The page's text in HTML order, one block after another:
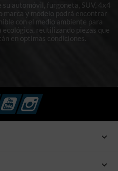
automóvil, furgoneta, SUV, 4x4
marca y modelo podrá encontrar
con el medio ambiente para
reutilizando piezas que
en optimas condiciones.
YouTubeInstagram

